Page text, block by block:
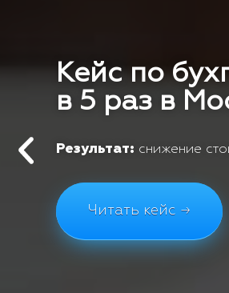
Кейс по
в 5 раз в
Результат: снижение
Читать кейс →